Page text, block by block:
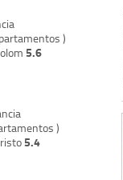
)
5.6
)
5.4